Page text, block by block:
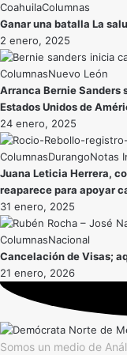
Coahuila
Ganar una batalla La
2 enero, 2025
Nuevo León
Arranca Bernie Sanders
Estados Unidos de
24 enero, 2025
DurangoNotas
Juana Leticia Herrera,
reaparece para apoyar
31 enero, 2025
Nacional
Cancelación de Visas;
21 enero, 2026
Somos un medio de